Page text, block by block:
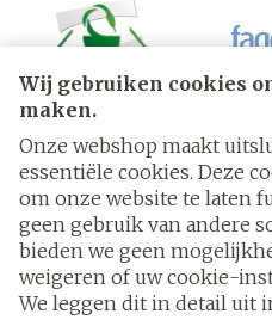
Wij gebruiken cookies
maken.
Onze webshop maakt
essentiële cookies. Deze
om onze website te laten
geen gebruik van andere
bieden we geen
weigeren of uw cookie-
We leggen dit in detail uit
Juridische links